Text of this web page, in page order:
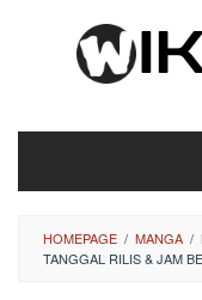
HOMEPAGE / MANGA /
TANGGAL RILIS & JAM